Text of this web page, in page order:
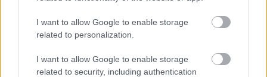
I want to allow Google to enable storage
related to personalization.
I want to allow Google to enable storage
related to security, including authentication
Tíz éve nem volt ilyen alacsony az infláció
Magyarországon
2026. augusztus 07|Mindenki ügye